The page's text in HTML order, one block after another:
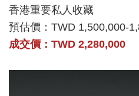
香港重要私人收藏
預估價：TWD 1,500,000-
成交價：TWD 2,280,000